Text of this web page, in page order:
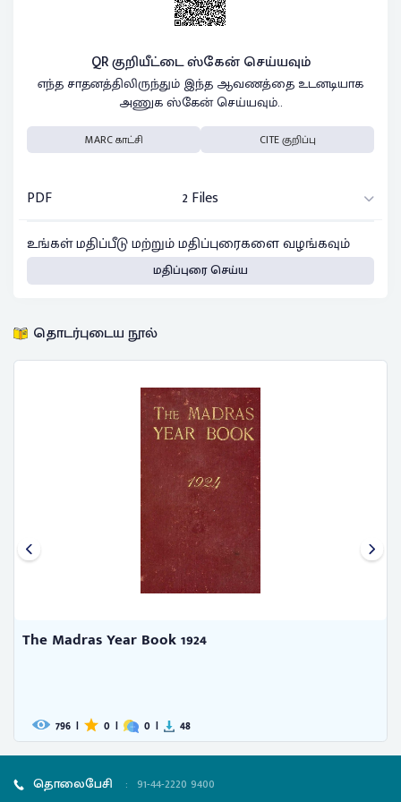
QR குறியீட்டை ஸ்கேன் செய்யவும்
எந்த சாதனத்திலிருந்தும் இந்த ஆவணத்தை உடனடியாக
அணுக ஸ்கேன் செய்யவும்..
MARC காட்சி CITE குறிப்பு
PDF
2 Files
உங்கள் மதிப்பீடு மற்றும் மதிப்புரைகளை வழங்கவும்
மதிப்புரை செய்ய
தொடர்புடைய நூல்
The Madras Year Book 1924
796 | 0 | 0 | 48
தொலைபேசி : 91-44-2220 9400